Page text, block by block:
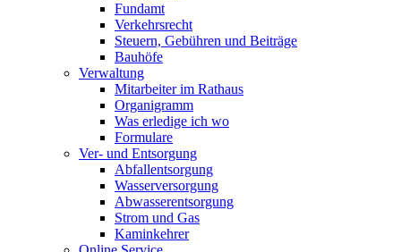
Fundamt
Verkehrsrecht
Steuern, Gebühren und Beiträge
Bauhöfe
Verwaltung
Mitarbeiter im Rathaus
Organigramm
Was erledige ich wo
Formulare
Ver- und Entsorgung
Abfallentsorgung
Wasserversorgung
Abwasserentsorgung
Strom und Gas
Kaminkehrer